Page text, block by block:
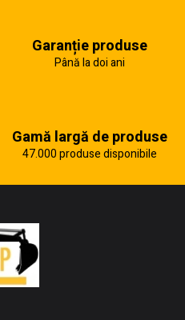
Garanție produse
Până la doi ani
Gamă largă de produse
47.000 produse disponibile